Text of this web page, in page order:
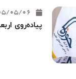
05/06
پیاده‌روی